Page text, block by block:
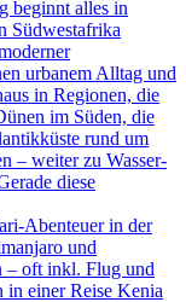
beginnt alles in
Südwestafrika
urbanem Alltag und
in Regionen, die
im Süden, die
rund um
– weiter zu Wasser-
diese
Abenteuer in der
und
– oft inkl. Flug und
in einer Reise Kenia